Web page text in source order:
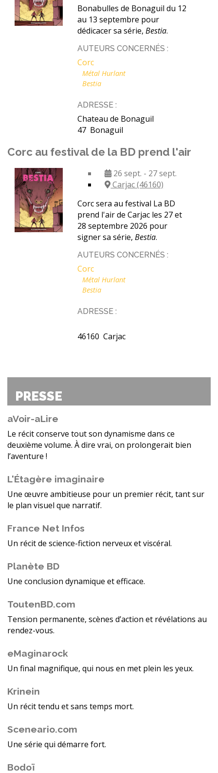
Bonabulles de Bonaguil du 12
au 13 septembre pour
dédicacer sa série,Bestia.
AUTEURS CONCERNÉS :
Corc
Métal Hurlant
Bestia
ADRESSE :
Chateau de Bonaguil
47 Bonaguil
Corc au festival de la BD prend l'air
26 sept. - 27 sept.
Carjac (46160)
Corc sera au festival La BD
prend l'air de Carjac les 27 et
28 septembre 2026 pour
signer sa série,Bestia.
AUTEURS CONCERNÉS :
Corc
Métal Hurlant
Bestia
ADRESSE :
46160 Carjac
PRESSE
aVoir-aLire
Le récit conserve tout son dynamisme dans ce
deuxième volume. À dire vrai, on prolongerait bien
l’aventure !
L'Étagère imaginaire
Une œuvre ambitieuse pour un premier récit, tant sur
le plan visuel que narratif.
France Net Infos
Un récit de science-fiction nerveux et viscéral.
Planète BD
Une conclusion dynamique et efficace.
ToutenBD.com
Tension permanente, scènes d’action et révélations au
rendez-vous.
eMaginarock
Un final magnifique, qui nous en met plein les yeux.
Krinein
Un récit tendu et sans temps mort.
Sceneario.com
Une série qui démarre fort.
Bodoï